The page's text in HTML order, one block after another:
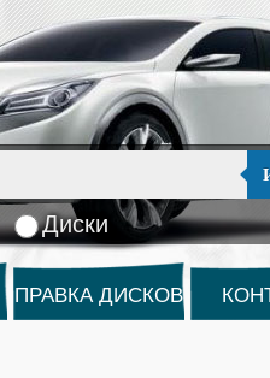
Диски
ПРАВКА ДИСКОВ